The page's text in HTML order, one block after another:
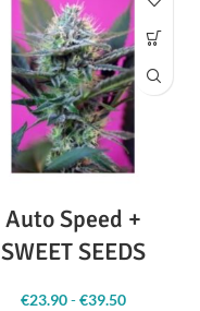
Auto Speed +
SWEET SEEDS
€23.90 - €39.50